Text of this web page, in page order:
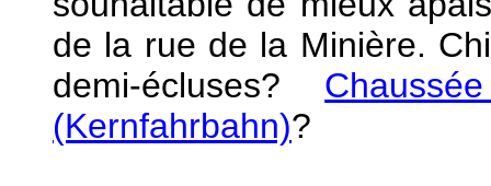
de la rue de la Minière.
demi-écluses?
(Kernfahrbahn)?